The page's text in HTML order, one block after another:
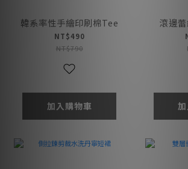
韓系率性手繪印刷棉Tee
NT$490
NT$790
加入購物車
滾邊